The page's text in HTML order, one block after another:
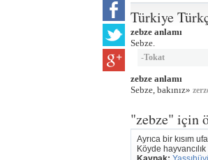
Türkiye
zebze anlamı
Sebze.
-Tokat
zebze anlamı
Sebze, bakınız»
"zebze" için
Ayrıca bir kısım
Köyde hayvancılık